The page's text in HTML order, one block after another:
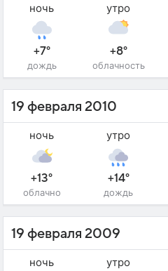
ночь
+7°
дождь
утро
+8°
облачность
19 февраля 2010
ночь
+13°
облачно
утро
+14°
дождь
19 февраля 2009
ночь утро